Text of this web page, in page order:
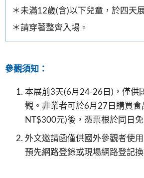
＊未滿12歲(含)以下兒童，於四天
＊請穿著整齊入場。
參觀須知：
本展前3天(6月24-26日)，僅供
觀。非業者可於6月27日購買食
NT$300元)後，憑票根於同日
外文邀請函僅供國外參觀者使
預先網路登錄或現場網路登記換